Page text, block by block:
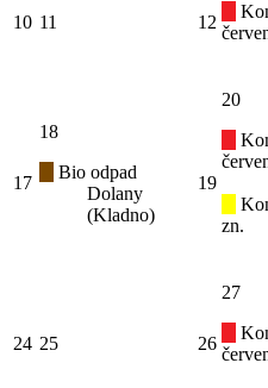
10 11 12
17
18
Bio odpad
Dolany
(Kladno)
19
20
zn.
24 25 26
27